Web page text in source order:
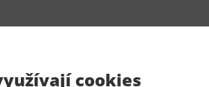
cookies